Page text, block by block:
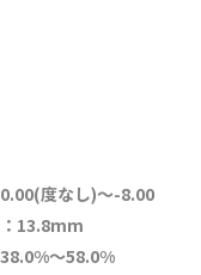
度なし)～-8.00
13.8mm
～58.0%